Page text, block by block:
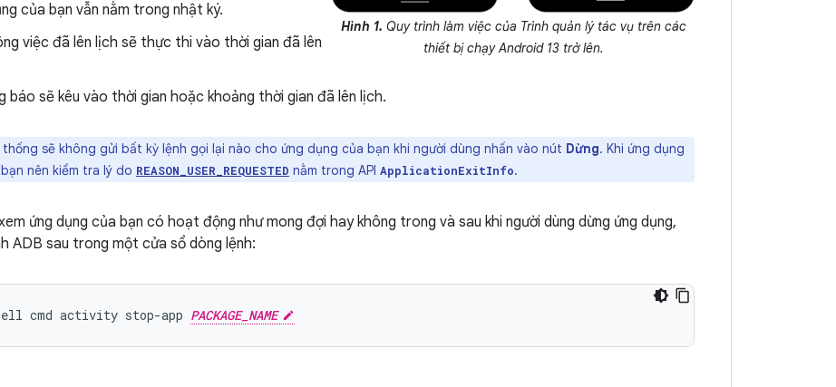
Hình 1. Quy trình làm việc của Trình quản lý tác vụ trên các
thiết bị chạy Android 13 trở lên.
của bạn vẫn nằm trong nhật ký.
việc đã lên lịch sẽ thực thi vào thời gian đã lên
báo sẽ kêu vào thời gian hoặc khoảng thời gian đã lên lịch.
thống sẽ không gửi bất kỳ lệnh gọi lại nào cho ứng dụng của bạn khi người dùng nhấn vào nút Dừng. Khi ứng dụng
nên kiểm tra lý do REASON_USER_REQUESTED nằm trong API ApplicationExitInfo.
ứng dụng của bạn có hoạt động như mong đợi hay không trong và sau khi người dùng dừng ứng dụng,
ADB sau trong một cửa sổ dòng lệnh:
cmd activity stop-app PACKAGE_NAME